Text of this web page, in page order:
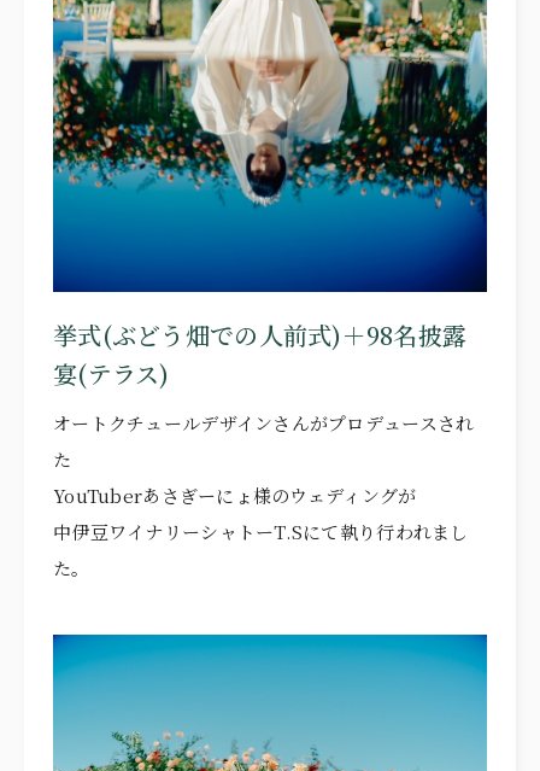
BRIDAL FAIR相談会
WEDDING & PHOTO PLAN
ウエディングプラン
REPORTカップルレポート
PARTY会場
CEREMONY挙式
STAFF BLOG
プライバシーポリシー
挙式(ぶどう畑での人前式)＋98名披露
宴(テラス)
オートクチュールデザインさんがプロデュースされ
た
YouTuberあさぎーにょ様のウェディングが
中伊豆ワイナリーシャトーT.Sにて執り行われまし
た。